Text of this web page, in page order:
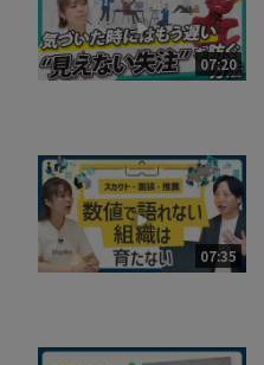
07:20
07:35